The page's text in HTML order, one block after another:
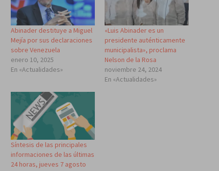
Abinader destituye a Miguel
Mejía por sus declaraciones
sobre Venezuela
enero 10, 2025
En «Actualidades»
«Luis Abinader es un
presidente auténticamente
municipalista», proclama
Nelson de la Rosa
noviembre 24, 2024
En «Actualidades»
Síntesis de las principales
informaciones de las últimas
24 horas, jueves 7 agosto